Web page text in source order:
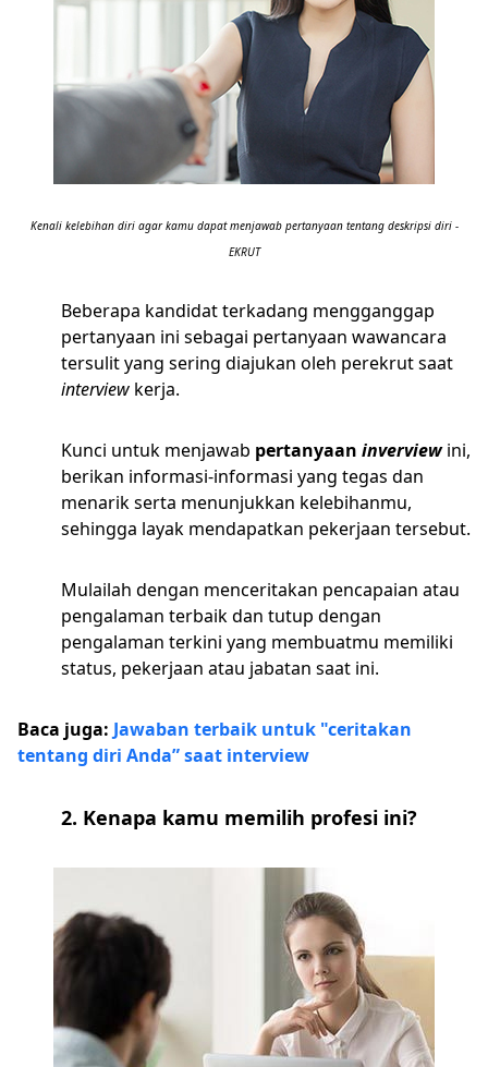
Kenali kelebihan diri agar kamu dapat menjawab pertanyaan tentang deskripsi diri -
EKRUT
Beberapa kandidat terkadang mengganggap
pertanyaan ini sebagai pertanyaan wawancara
tersulit yang sering diajukan oleh perekrut saat
interview kerja.
Kunci untuk menjawab pertanyaan inverviewini,
berikan informasi-informasi yang tegas dan
menarik serta menunjukkan kelebihanmu,
sehingga layak mendapatkan pekerjaan tersebut.
Mulailah dengan menceritakan pencapaian atau
pengalaman terbaik dan tutup dengan
pengalaman terkini yang membuatmu memiliki
status, pekerjaan atau jabatan saat ini.
Baca juga: Jawaban terbaik untuk "ceritakan
tentang diri Anda” saat interview
2. Kenapa kamu memilih profesi ini?